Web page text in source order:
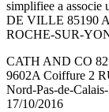
simplifiee a
DE VILLE 85190
ROCHE-SUR-
CATH AND CO
9602A Coiffure 2
Nord-Pas-de-
17/10/2016